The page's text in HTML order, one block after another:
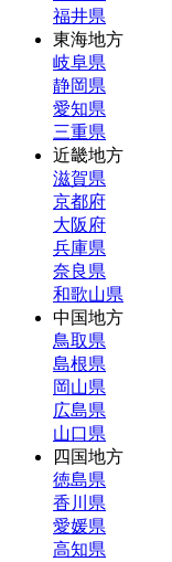
福井県
東海地方
岐阜県
静岡県
愛知県
三重県
近畿地方
滋賀県
京都府
大阪府
兵庫県
奈良県
和歌山県
中国地方
鳥取県
島根県
岡山県
広島県
山口県
四国地方
徳島県
香川県
愛媛県
高知県